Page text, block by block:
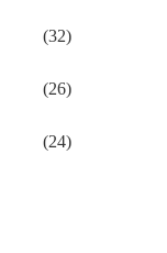
(32)
(26)
(24)